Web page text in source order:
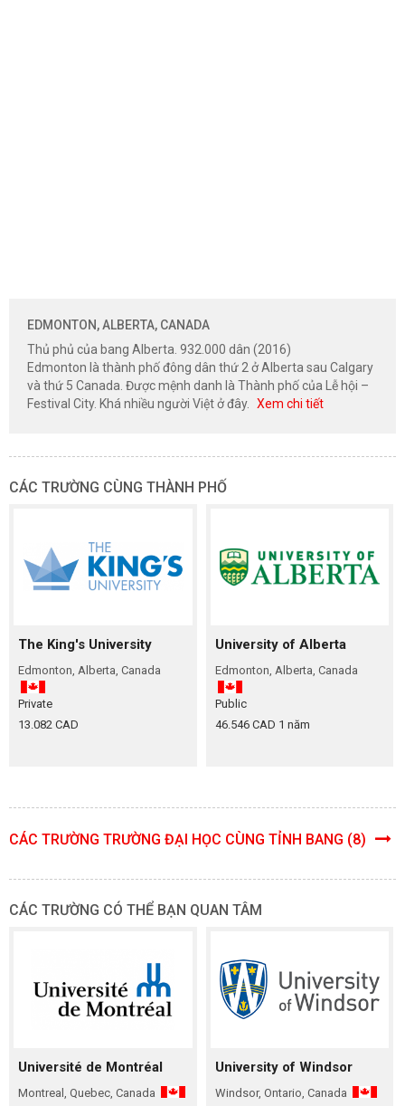
EDMONTON, ALBERTA, CANADA
Thủ phủ của bang Alberta. 932.000 dân (2016)
Edmonton là thành phố đông dân thứ 2 ở Alberta sau Calgary
và thứ 5 Canada. Được mệnh danh là Thành phố của Lễ hội –
Festival City. Khá nhiều người Việt ở đây.
Xem chi tiết
CÁC TRƯỜNG CÙNG THÀNH PHỐ
The King's University
Edmonton, Alberta, Canada
Private
13.082 CAD
University of Alberta
Edmonton, Alberta, Canada
Public
46.546 CAD 1 năm
CÁC TRƯỜNG TRƯỜNG ĐẠI HỌC CÙNG TỈNH BANG (8)
CÁC TRƯỜNG CÓ THỂ BẠN QUAN TÂM
Université de Montréal
Montreal, Quebec, Canada
University of Windsor
Windsor, Ontario, Canada